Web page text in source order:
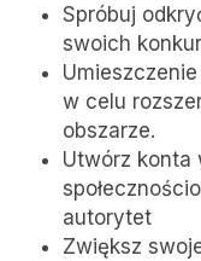
Spróbuj
swoich
w celu
obszarze.
Utwórz konta
autorytet
Zwiększ